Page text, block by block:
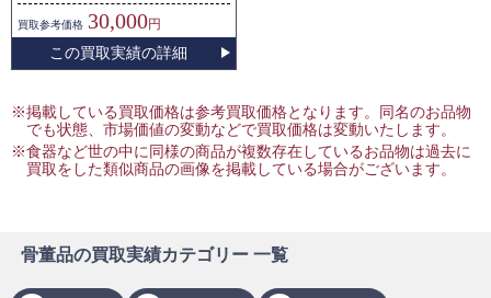
買取参考価格 30,000円
この買取実績の詳細
※掲載している買取価格は参考買取価格となります。同名のお品物
でも状態、市場価値の変動などで買取価格は変動いたします。
※食器など世の中に同様の商品が複数存在しているお品物は過去に
買取をした類似商品の画像を掲載している場合がございます。
骨董品の買取実績カテゴリー 一覧